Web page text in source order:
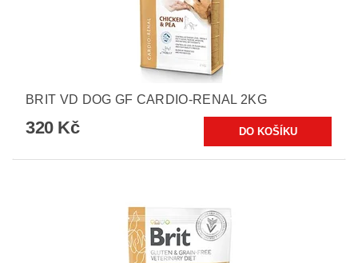
BRIT VD DOG GF CARDIO-RENAL 2KG
320 Kč